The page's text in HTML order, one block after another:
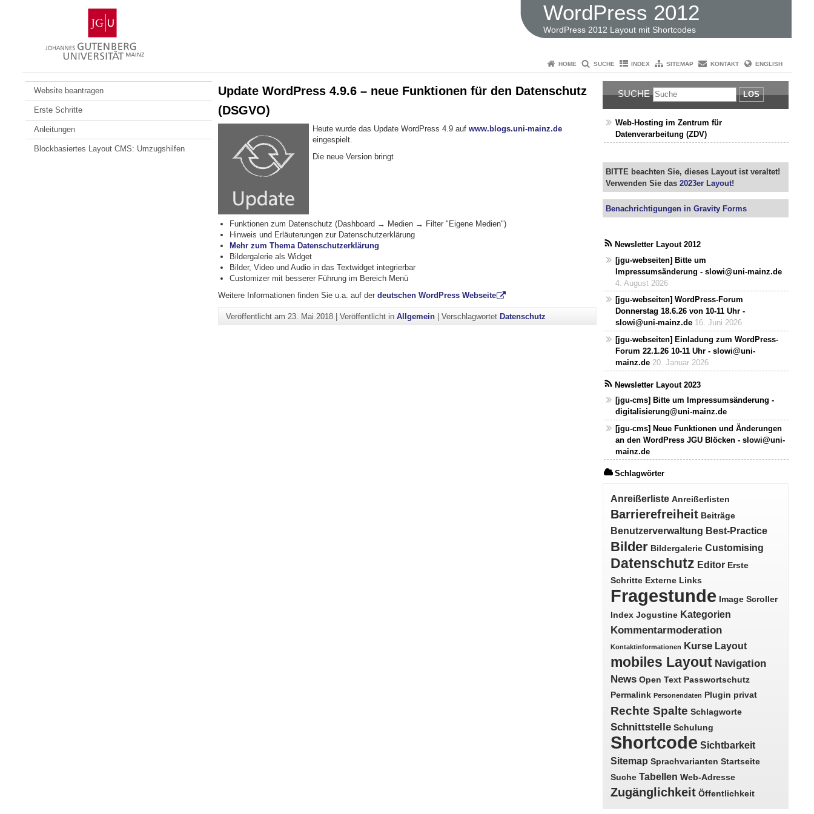
Gutenberg-
Universität
Mainz
WordPress 2012
WordPress 2012 Layout mit Shortcodes
HOME SUCHE INDEX SITEMAP KONTAKT ENGLISH
Website beantragen
Erste Schritte
Anleitungen
Blockbasiertes Layout CMS: Umzugshilfen
Update WordPress 4.9.6 – neue Funktionen für den Datenschutz
(DSGVO)
Heute wurde das Update WordPress 4.9 auf www.blogs.uni-mainz.de
eingespielt.
Die neue Version bringt
Funktionen zum Datenschutz (Dashboard → Medien → Filter "Eigene Medien")
Hinweis und Erläuterungen zur Datenschutzerklärung
Mehr zum Thema Datenschutzerklärung
Bildergalerie als Widget
Bilder, Video und Audio in das Textwidget integrierbar
Customizer mit besserer Führung im Bereich Menü
Weitere Informationen finden Sie u.a. auf der deutschen WordPress Webseite
Veröffentlicht am 23. Mai 2018 |Veröffentlicht inAllgemein |Verschlagwortet Datenschutz
SUCHE LOS
Web-Hosting im Zentrum für
Datenverarbeitung (ZDV)
BITTE beachten Sie, dieses Layout ist veraltet!
Verwenden Sie das2023er Layout!
Benachrichtigungen in Gravity Forms
Newsletter Layout 2012
[jgu-webseiten] Bitte um
Impressumsänderung - slowi@uni-mainz.de
4. August 2026
[jgu-webseiten] WordPress-Forum
Donnerstag 18.6.26 von 10-11 Uhr -
slowi@uni-mainz.de 16. Juni 2026
[jgu-webseiten] Einladung zum WordPress-
Forum 22.1.26 10-11 Uhr - slowi@uni-
mainz.de 20. Januar 2026
Newsletter Layout 2023
[jgu-cms] Bitte um Impressumsänderung -
digitalisierung@uni-mainz.de
[jgu-cms] Neue Funktionen und Änderungen
an den WordPress JGU Blöcken - slowi@uni-
mainz.de
Schlagwörter
Anreißerliste Anreißerlisten
Barrierefreiheit Beiträge
Benutzerverwaltung Best-Practice
Bilder Bildergalerie Customising
Datenschutz Editor Erste
Schritte Externe Links
Fragestunde
Image Scroller
Index Jogustine Kategorien
Kommentarmoderation
Kontaktinformationen Kurse Layout
mobiles Layout Navigation
News Open Text Passwortschutz
Permalink Personendaten Plugin privat
Rechte Spalte Schlagworte
Schnittstelle Schulung
Shortcode Sichtbarkeit
Sitemap Sprachvarianten Startseite
Suche Tabellen Web-Adresse
Zugänglichkeit Öffentlichkeit